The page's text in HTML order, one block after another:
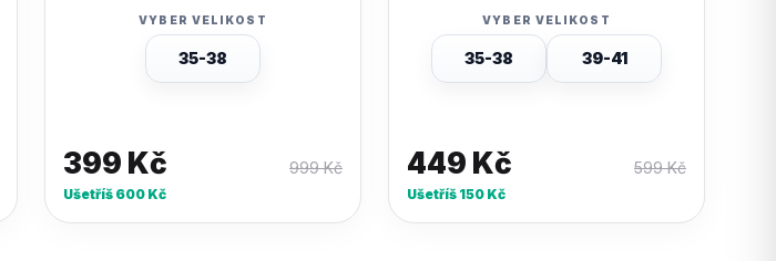
VYBER VELIKOST
35-38
399 Kč 999Kč
Ušetříš 600 Kč
VYBER VELIKOST
35-38 39-41
449 Kč 599Kč
Ušetříš 150 Kč